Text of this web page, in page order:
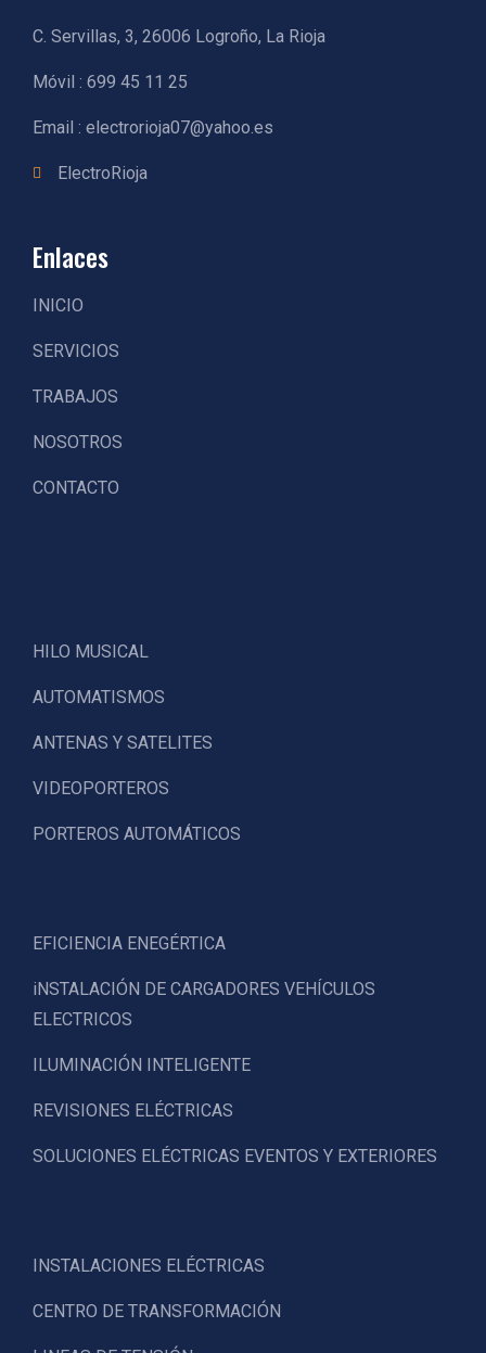
C. Servillas, 3, 26006 Logroño, La Rioja
Móvil : 699 45 11 25
Email : electrorioja07@yahoo.es
ElectroRioja
Enlaces
INICIO
SERVICIOS
TRABAJOS
NOSOTROS
CONTACTO
HILO MUSICAL
AUTOMATISMOS
ANTENAS Y SATELITES
VIDEOPORTEROS
PORTEROS AUTOMÁTICOS
EFICIENCIA ENEGÉRTICA
iNSTALACIÓN DE CARGADORES VEHÍCULOS
ELECTRICOS
ILUMINACIÓN INTELIGENTE
REVISIONES ELÉCTRICAS
SOLUCIONES ELÉCTRICAS EVENTOS Y EXTERIORES
INSTALACIONES ELÉCTRICAS
CENTRO DE TRANSFORMACIÓN